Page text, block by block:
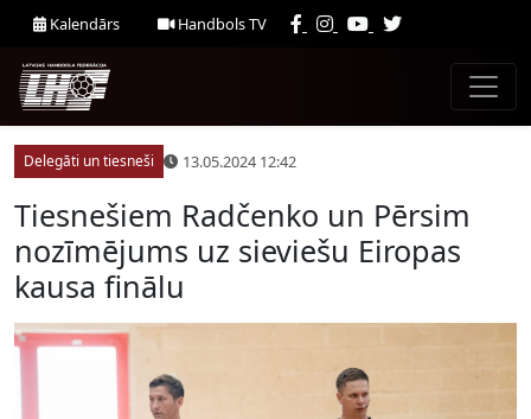
Kalendārs Handbols TV
Delegāti un tiesneši 13.05.2024 12:42
Tiesnešiem Radčenko un Pērsim
nozīmējums uz sieviešu Eiropas
kausa finālu